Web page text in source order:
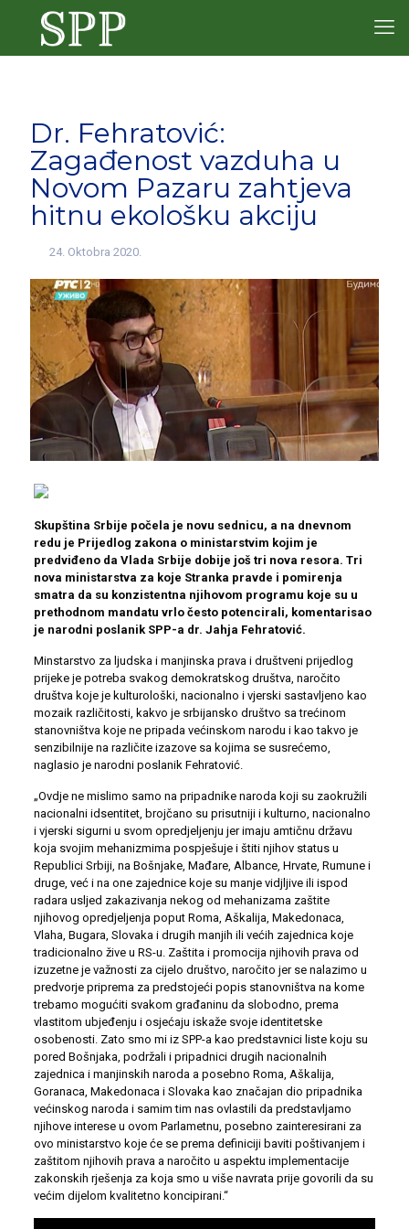
Dr. Fehratović:
Zagađenost vazduha u
Novom Pazaru zahtjeva
hitnu ekološku akciju
24. Oktobra 2020.
Skupština Srbije počela je novu sednicu, a na dnevnom
redu je Prijedlog zakona o ministarstvim kojim je
predviđeno da Vlada Srbije dobije još tri nova resora. Tri
nova ministarstva za koje Stranka pravde i pomirenja
smatra da su konzistentna njihovom programu koje su u
prethodnom mandatu vrlo često potencirali, komentarisao
je narodni poslanik SPP-a dr. Jahja Fehratović.
Minstarstvo za ljudska i manjinska prava i društveni prijedlog
prijeke je potreba svakog demokratskog društva, naročito
društva koje je kulturološki, nacionalno i vjerski sastavljeno kao
mozaik različitosti, kakvo je srbijansko društvo sa trećinom
stanovništva koje ne pripada većinskom narodu i kao takvo je
senzibilnije na različite izazove sa kojima se susrećemo,
naglasio je narodni poslanik Fehratović.
„Ovdje ne mislimo samo na pripadnike naroda koji su zaokružili
nacionalni idsentitet, brojčano su prisutniji i kulturno, nacionalno
i vjerski sigurni u svom opredjeljenju jer imaju amtičnu državu
koja svojim mehanizmima pospješuje i štiti njihov status u
Republici Srbiji, na Bošnjake, Mađare, Albance, Hrvate, Rumune i
druge, već i na one zajednice koje su manje vidjljive ili ispod
radara usljed zakazivanja nekog od mehanizama zaštite
njihovog opredjeljenja poput Roma, Aškalija, Makedonaca,
Vlaha, Bugara, Slovaka i drugih manjih ili većih zajednica koje
tradicionalno žive u RS-u. Zaštita i promocija njihovih prava od
izuzetne je važnosti za cijelo društvo, naročito jer se nalazimo u
predvorje priprema za predstojeći popis stanovništva na kome
trebamo mogućiti svakom građaninu da slobodno, prema
vlastitom ubjeđenju i osjećaju iskaže svoje identitetske
osobenosti. Zato smo mi iz SPP-a kao predstavnici liste koju su
pored Bošnjaka, podržali i pripadnici drugih nacionalnih
zajednica i manjinskih naroda a posebno Roma, Aškalija,
Goranaca, Makedonaca i Slovaka kao značajan dio pripadnika
većinskog naroda i samim tim nas ovlastili da predstavljamo
njihove interese u ovom Parlametnu, posebno zainteresirani za
ovo ministarstvo koje će se prema definiciji baviti poštivanjem i
zaštitom njihovih prava a naročito u aspektu implementacije
zakonskih rješenja za koja smo u više navrata prije govorili da su
većim dijelom kvalitetno koncipirani.“